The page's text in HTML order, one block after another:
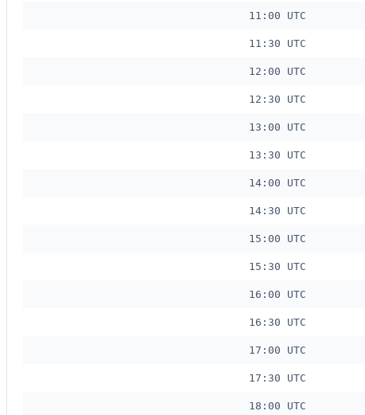
11:00 UTC
11:30 UTC
12:00 UTC
12:30 UTC
13:00 UTC
13:30 UTC
14:00 UTC
14:30 UTC
15:00 UTC
15:30 UTC
16:00 UTC
16:30 UTC
17:00 UTC
17:30 UTC
18:00 UTC